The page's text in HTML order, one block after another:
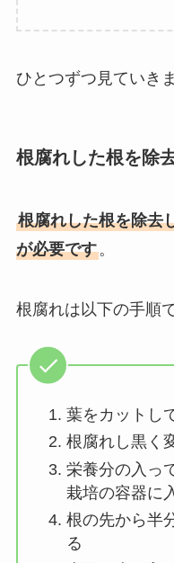
ひとつずつ見ていき
根腐れした根を除
根腐れした根を除去
が必要です。
根腐れは以下の手順
葉をカットし
根腐れし黒く
栄養分の入っ
栽培の容器に
根の先から半
る